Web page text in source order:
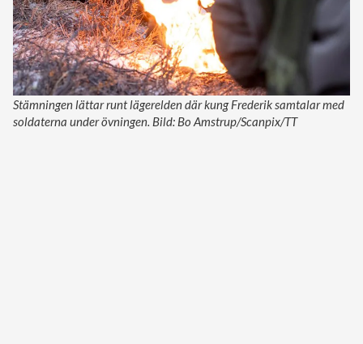
Stämningen lättar runt lägerelden där kung Frederik samtalar med
soldaterna under övningen. Bild: Bo Amstrup/Scanpix/TT